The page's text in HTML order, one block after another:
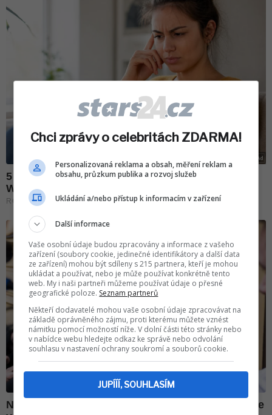
Chci zprávy o celebritách ZDARMA!
Personalizovaná reklama a obsah, měření reklam a
obsahu, průzkum publika a rozvoj služeb
Ukládání a/nebo přístup k informacím v zařízení
Další informace
Vaše osobní údaje budou zpracovány a informace z vašeho
zařízení (soubory cookie, jedinečné identifikátory a další data
ze zařízení) mohou být sdíleny s 215 partnera, kteří je mohou
ukládat a používat, nebo je může používat konkrétně tento
web. My i naši partneři můžeme používat údaje o přesné
geografické poloze. Seznam partnerů
Někteří dodavatelé mohou vaše osobní údaje zpracovávat na
základě oprávněného zájmu, proti kterému můžete vznést
námitku pomocí možností níže. V dolní části této stránky nebo
v nabídce webu hledejte odkaz ke správě nebo odvolání
souhlasu v nastavení ochrany soukromí a souborů cookie.
JUPÍÍÍ, SOUHLASÍM